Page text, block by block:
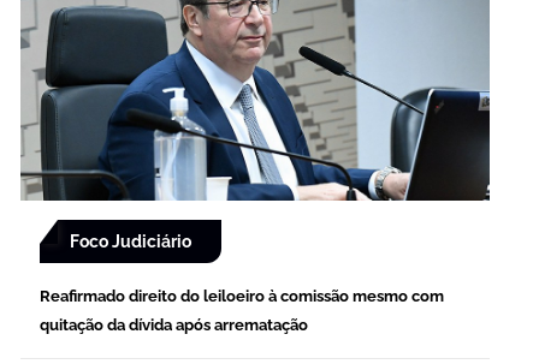
Foco Judiciário
Reafirmado direito do leiloeiro à comissão mesmo com
quitação da dívida após arrematação